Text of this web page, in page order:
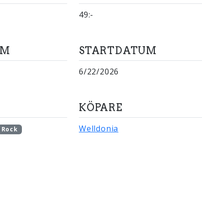
49:-
STARTDATUM
6/22/2026
Rock
KÖPARE
Welldonia